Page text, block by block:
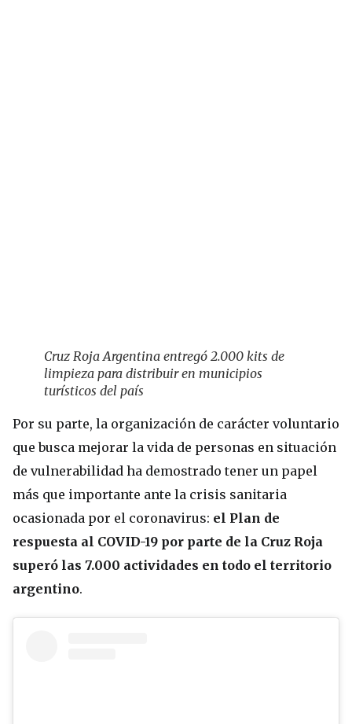
Cruz Roja Argentina entregó 2.000 kits de
limpieza para distribuir en municipios
turísticos del país
Por su parte, la organización de carácter voluntario
que busca mejorar la vida de personas en situación
de vulnerabilidad ha demostrado tener un papel
más que importante ante la crisis sanitaria
ocasionada por el coronavirus: el Plan de
respuesta al COVID-19 por parte de la Cruz Roja
superó las 7.000 actividades en todo el territorio
argentino.